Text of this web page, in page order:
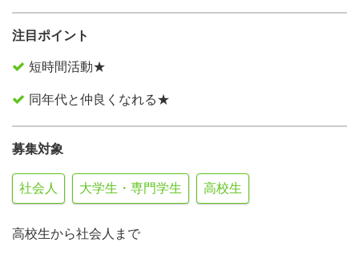
注目ポイント
短時間活動★
同年代と仲良くなれる★
募集対象
社会人 大学生・専門学生 高校生
高校生から社会人まで